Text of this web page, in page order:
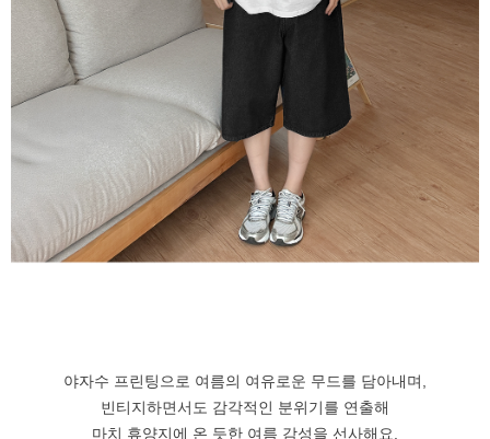
야자수 프린팅으로 여름의 여유로운 무드를 담아내며,
빈티지하면서도 감각적인 분위기를 연출해
마치 휴양지에 온 듯한 여름 감성을 선사해요.